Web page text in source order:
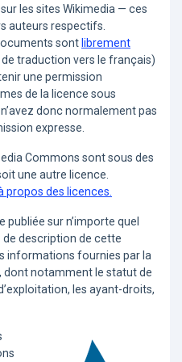
les sites Wikimedia — ces
auteurs respectifs.
sont librement
traduction vers le français)
une permission
de la licence sous
donc normalement pas
expresse.
Commons sont sous des
une autre licence.
propos des licences.
publiée sur n’importe quel
description de cette
informations fournies par la
dont notamment le statut de
les ayant-droits,